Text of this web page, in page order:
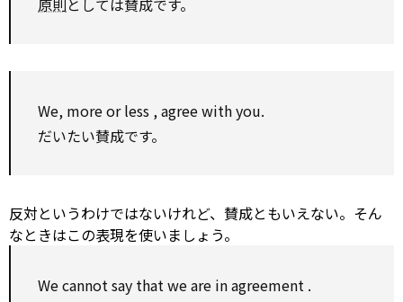
原則としては賛成です。
We, more or less ,agree withyou.
だいたい賛成です。
反対というわけではないけれど、賛成ともいえない。そん
なときはこの表現を使いましょう。
We cannot say that we are inagreement .